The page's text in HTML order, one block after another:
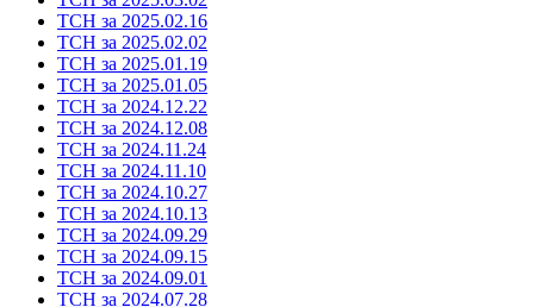
ТСН за 2025.02.16
ТСН за 2025.02.02
ТСН за 2025.01.19
ТСН за 2025.01.05
ТСН за 2024.12.22
ТСН за 2024.12.08
ТСН за 2024.11.24
ТСН за 2024.11.10
ТСН за 2024.10.27
ТСН за 2024.10.13
ТСН за 2024.09.29
ТСН за 2024.09.15
ТСН за 2024.09.01
ТСН за 2024.07.28